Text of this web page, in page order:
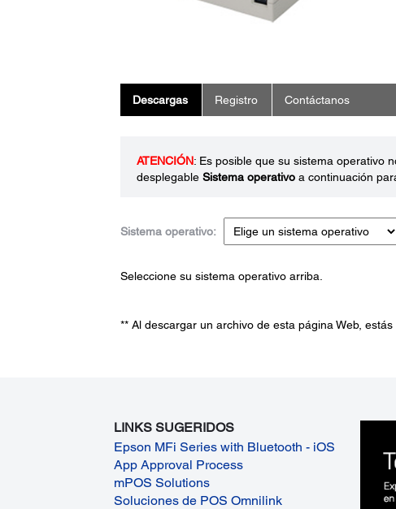
Descargas Registro Contáctanos
ATENCIÓN: Es posible que su sistema operativo
desplegable Sistema operativoa continuación
Sistema operativo:
Seleccione su sistema operativo arriba.
** Al descargar un archivo de esta página Web,
LINKS SUGERIDOS
Epson MFi Series with Bluetooth - iOS
App Approval Process
mPOS Solutions
Soluciones de POS Omnilink